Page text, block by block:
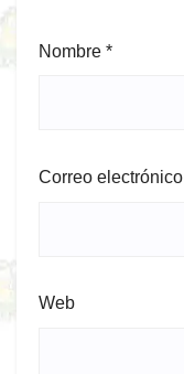
Nombre *
Correo electrónico
Web